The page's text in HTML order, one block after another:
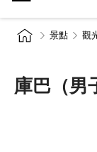
景點 觀
庫巴（男